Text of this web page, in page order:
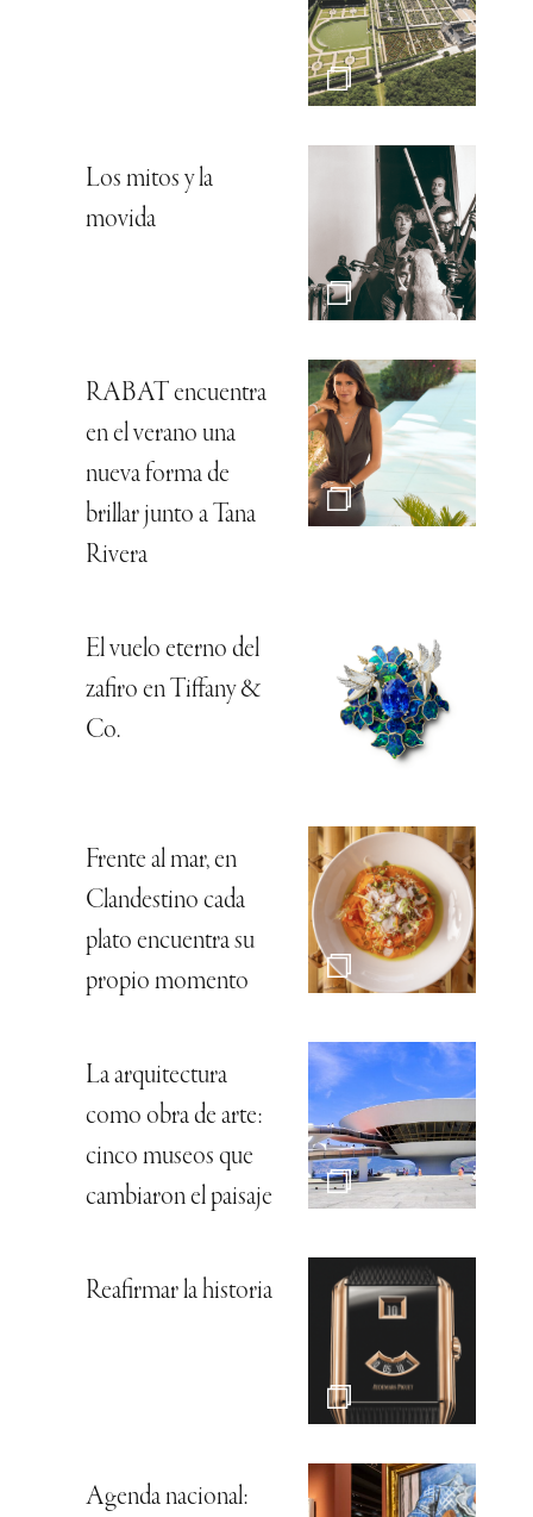
Los mitos y la
movida
RABAT encuentra
en el verano una
nueva forma de
brillar junto a Tana
Rivera
El vuelo eterno del
zafiro en Tiffany &
Co.
Frente al mar, en
Clandestino cada
plato encuentra su
propio momento
La arquitectura
como obra de arte:
cinco museos que
cambiaron el paisaje
Reafirmar la historia
Agenda nacional: